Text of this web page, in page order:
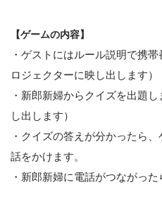
【ゲームの内容】
・ゲストにはルール説明で携
ロジェクターに映し出します）
・新郎新婦からクイズを出題
し出します）
・クイズの答えが分かったら
話をかけます。
・新郎新婦に電話がつながった